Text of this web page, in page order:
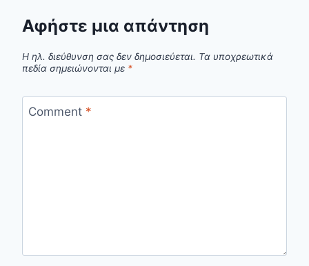
Αφήστε μια απάντηση
Η ηλ. διεύθυνση σας δεν δημοσιεύεται. Τα υποχρεωτικά
πεδία σημειώνονται με *
Comment *